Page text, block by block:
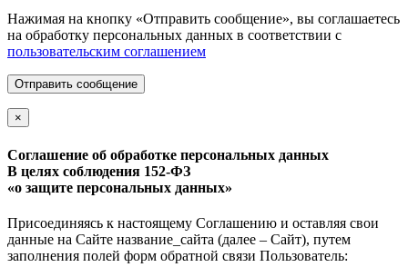
Нажимая на кнопку «Отправить сообщение», вы соглашаетесь
на обработку персональных данных в соответствии с
пользовательским соглашением
Отправить сообщение
×
Соглашение об обработке персональных данных
В целях соблюдения 152-ФЗ
«о защите персональных данных»
Присоединяясь к настоящему Соглашению и оставляя свои
данные на Сайте название_сайта (далее – Сайт), путем
заполнения полей форм обратной связи Пользователь: